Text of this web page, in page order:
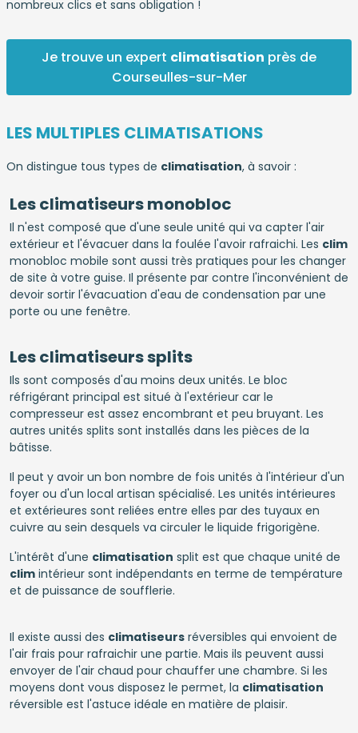
nombreux clics et sans obligation !
Je trouve un expert climatisation près de
Courseulles-sur-Mer
LES MULTIPLES CLIMATISATIONS
On distingue tous types de climatisation, à savoir :
Les climatiseurs monobloc
Il n'est composé que d'une seule unité qui va capter l'air
extérieur et l'évacuer dans la foulée l'avoir rafraichi. Les clim
monobloc mobile sont aussi très pratiques pour les changer
de site à votre guise. Il présente par contre l'inconvénient de
devoir sortir l'évacuation d'eau de condensation par une
porte ou une fenêtre.
Les climatiseurs splits
Ils sont composés d'au moins deux unités. Le bloc
réfrigérant principal est situé à l'extérieur car le
compresseur est assez encombrant et peu bruyant. Les
autres unités splits sont installés dans les pièces de la
bâtisse.
Il peut y avoir un bon nombre de fois unités à l'intérieur d'un
foyer ou d'un local artisan spécialisé. Les unités intérieures
et extérieures sont reliées entre elles par des tuyaux en
cuivre au sein desquels va circuler le liquide frigorigène.
L'intérêt d'une climatisation split est que chaque unité de
climintérieur sont indépendants en terme de température
et de puissance de soufflerie.
Il existe aussi des climatiseursréversibles qui envoient de
l'air frais pour rafraichir une partie. Mais ils peuvent aussi
envoyer de l'air chaud pour chauffer une chambre. Si les
moyens dont vous disposez le permet, la climatisation
réversible est l'astuce idéale en matière de plaisir.